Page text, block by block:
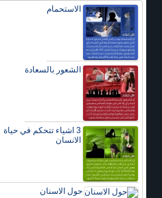
الاستحمام
الشعور بالسعادة
3 اشياء تتحكم في حياة
الانسان
حول الاسنان